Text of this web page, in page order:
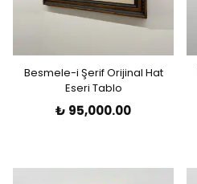
Besmele-i Şerif Orijinal Hat
Eseri Tablo
₺ 95,000.00